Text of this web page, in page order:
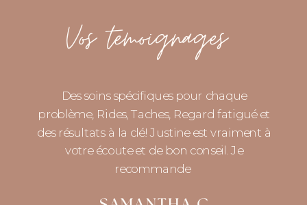
Vos temoignages
Des soins spécifiques pour chaque
problème, Rides, Taches, Regard fatigué et
des résultats à la clé! Justine est vraiment à
votre écoute et de bon conseil. Je
recommande